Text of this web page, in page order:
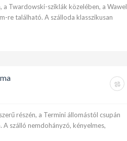
Twardowski-sziklák közelében, a Wawel
re található. A szálloda klasszikusan
részén, a Termini állomástól csupán
szálló nemdohányzó, kényelmes,